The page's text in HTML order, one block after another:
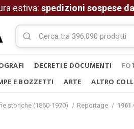
estiva: spedizioni sospese
DECRETI E DOCUMENTI
E BOZZETTI ARTE ALTRO
storiche (1860-1970) Reportage